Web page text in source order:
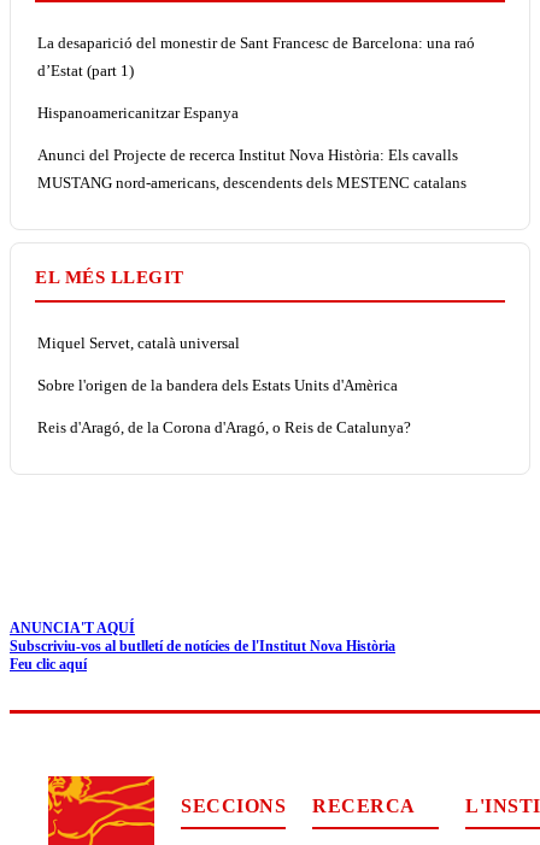
La desaparició del monestir de Sant Francesc de Barcelona: una raó
d’Estat (part 1)
Hispanoamericanitzar Espanya
Anunci del Projecte de recerca Institut Nova Història: Els cavalls
MUSTANG nord-americans, descendents dels MESTENC catalans
EL MÉS LLEGIT
Miquel Servet, català universal
Sobre l'origen de la bandera dels Estats Units d'Amèrica
Reis d'Aragó, de la Corona d'Aragó, o Reis de Catalunya?
ANUNCIA'T AQUÍ
Subscriviu-vos al butlletí de notícies de l'Institut Nova Història
Feu clic aquí
SECCIONS RECERCA